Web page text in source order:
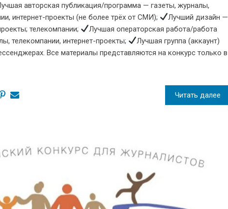
авторская публикация/программа — газеты, журналы,
интернет-проекты (не более трёх от СМИ);
Лучший дизайн —
телекомпании;
Лучшая операторская работа/работа
телекомпании, интернет-проекты;
Лучшая группа (аккаунт)
Все материалы представляются на конкурс только в
Читать далее